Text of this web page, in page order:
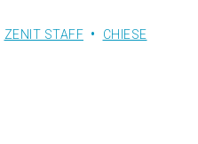
ZENIT STAFF
CHIESE